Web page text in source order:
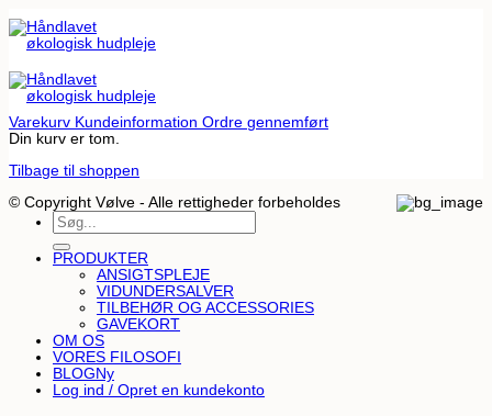
Varekurv Kundeinformation Ordre gennemført
Din kurv er tom.
Tilbage til shoppen
© Copyright Vølve - Alle rettigheder forbeholdes
Søg
efter:
PRODUKTER
ANSIGTSPLEJE
VIDUNDERSALVER
TILBEHØR OG ACCESSORIES
GAVEKORT
OM OS
VORES FILOSOFI
BLOG
Log ind / Opret en kundekonto